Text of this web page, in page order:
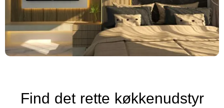
Find det rette køkkenudstyr